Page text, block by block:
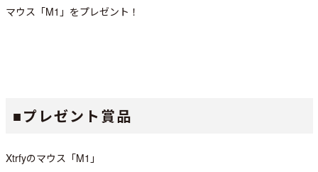
マウス「M1」をプレゼント！
■プレゼント賞品
Xtrfyのマウス「M1」